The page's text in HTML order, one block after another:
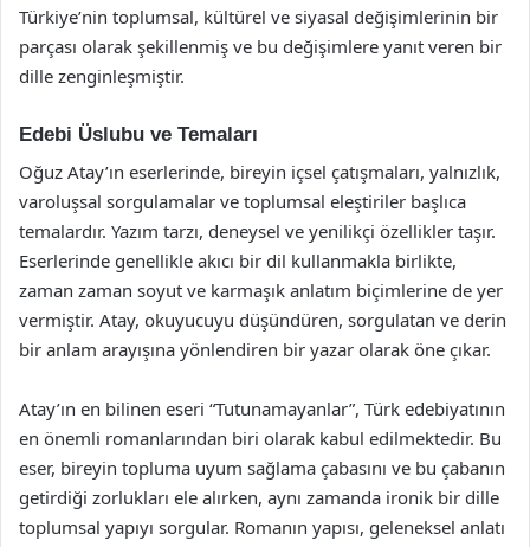
Türkiye’nin toplumsal, kültürel ve siyasal değişimlerinin bir
parçası olarak şekillenmiş ve bu değişimlere yanıt veren bir
dille zenginleşmiştir.
Edebi Üslubu ve Temaları
Oğuz Atay’ın eserlerinde, bireyin içsel çatışmaları, yalnızlık,
varoluşsal sorgulamalar ve toplumsal eleştiriler başlıca
temalardır. Yazım tarzı, deneysel ve yenilikçi özellikler taşır.
Eserlerinde genellikle akıcı bir dil kullanmakla birlikte,
zaman zaman soyut ve karmaşık anlatım biçimlerine de yer
vermiştir. Atay, okuyucuyu düşündüren, sorgulatan ve derin
bir anlam arayışına yönlendiren bir yazar olarak öne çıkar.
Atay’ın en bilinen eseri “Tutunamayanlar”, Türk edebiyatının
en önemli romanlarından biri olarak kabul edilmektedir. Bu
eser, bireyin topluma uyum sağlama çabasını ve bu çabanın
getirdiği zorlukları ele alırken, aynı zamanda ironik bir dille
toplumsal yapıyı sorgular. Romanın yapısı, geleneksel anlatı